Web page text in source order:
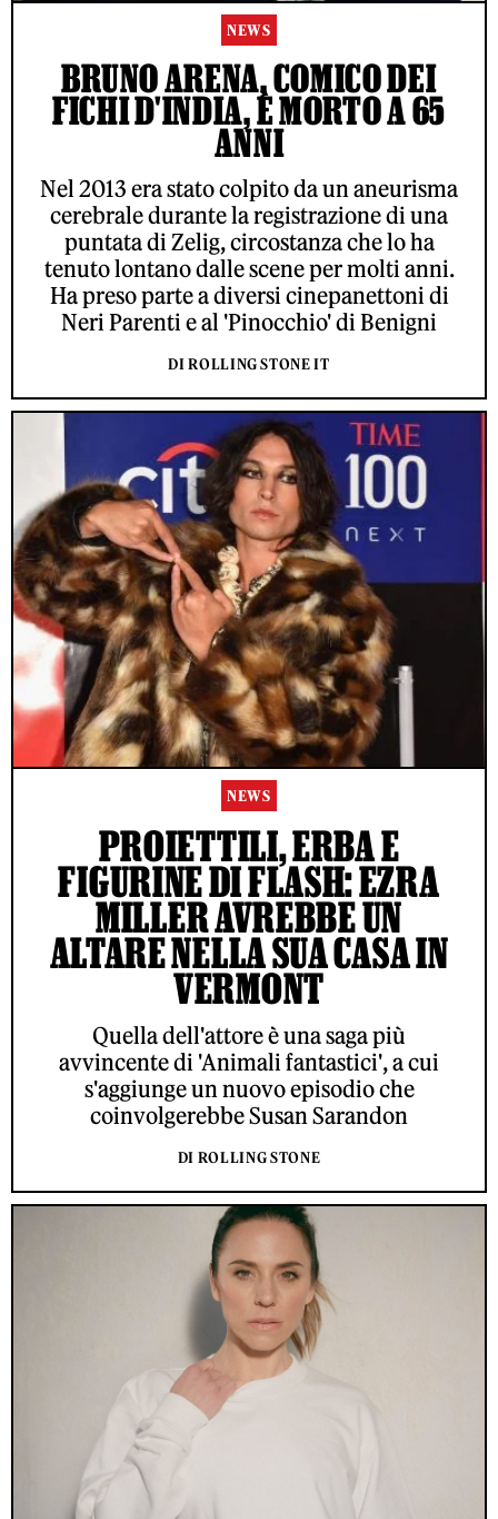
NEWS
BRUNO ARENA, COMICO DEI
FICHI D'INDIA, È MORTO A 65
ANNI
Nel 2013 era stato colpito da un aneurisma
cerebrale durante la registrazione di una
puntata di Zelig, circostanza che lo ha
tenuto lontano dalle scene per molti anni.
Ha preso parte a diversi cinepanettoni di
Neri Parenti e al 'Pinocchio' di Benigni
DI ROLLING STONE IT
NEWS
PROIETTILI, ERBA E
FIGURINE DI FLASH: EZRA
MILLER AVREBBE UN
ALTARE NELLA SUA CASA IN
VERMONT
Quella dell'attore è una saga più
avvincente di 'Animali fantastici', a cui
s'aggiunge un nuovo episodio che
coinvolgerebbe Susan Sarandon
DI ROLLING STONE